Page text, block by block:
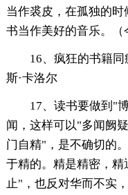
当作裘皮，在孤独的
书当作美好的音乐。
16、疯狂的书籍
斯·卡洛尔
17、读书要做到"
闻，这样可以"多闻阙
门自精"，是不确切的
于精的。精是精密，
止"，也反对华而不实